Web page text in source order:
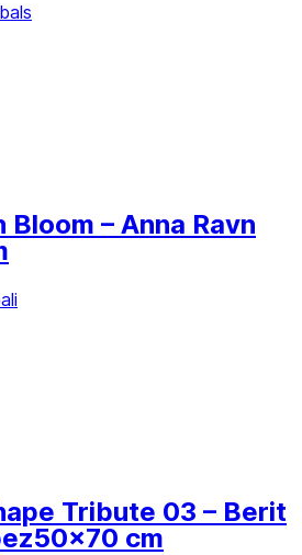
– Anna Ravn
Tribute 03 – Berit
50x70 cm